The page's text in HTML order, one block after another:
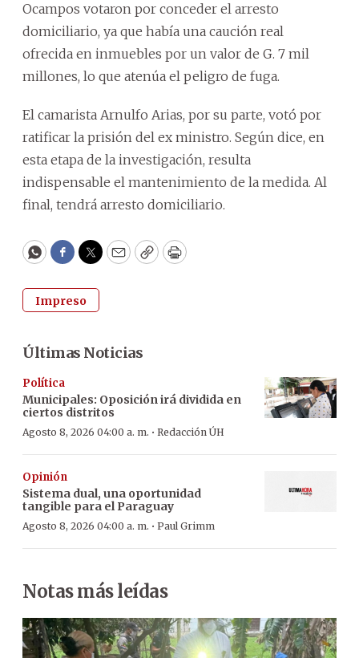
Ocampos votaron por conceder el arresto
domiciliario, ya que había una caución real
ofrecida en inmuebles por un valor de G. 7 mil
millones, lo que atenúa el peligro de fuga.
El camarista Arnulfo Arias, por su parte, votó por
ratificar la prisión del ex ministro. Según dice, en
esta etapa de la investigación, resulta
indispensable el mantenimiento de la medida. Al
final, tendrá arresto domiciliario.
WhatsApp
Facebook
Twitter
EmailCopyPrint
Impreso
Últimas Noticias
Política
Municipales: Oposición irá dividida en
ciertos distritos
Agosto 8, 2026 04:00 a. m. · Redacción ÚH
Opinión
Sistema dual, una oportunidad
tangible para el Paraguay
Agosto 8, 2026 04:00 a. m. · Paul Grimm
Notas más leídas